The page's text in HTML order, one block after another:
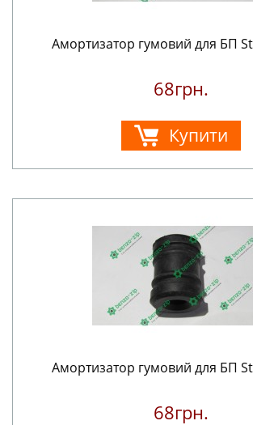
Амортизатор гумовий для БП
68грн.
Купити
Амортизатор гумовий для БП
68грн.